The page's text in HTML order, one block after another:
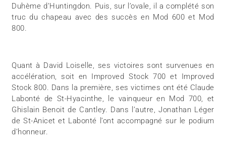
Duhème d’Huntingdon. Puis, sur l’ovale, il a complété son
truc du chapeau avec des succès en Mod 600 et Mod
800.
Quant à David Loiselle, ses victoires sont survenues en
accélération, soit en Improved Stock 700 et Improved
Stock 800. Dans la première, ses victimes ont été Claude
Labonté de St-Hyacinthe, le vainqueur en Mod 700, et
Ghislain Benoit de Cantley. Dans l’autre, Jonathan Léger
de St-Anicet et Labonté l’ont accompagné sur le podium
d’honneur.